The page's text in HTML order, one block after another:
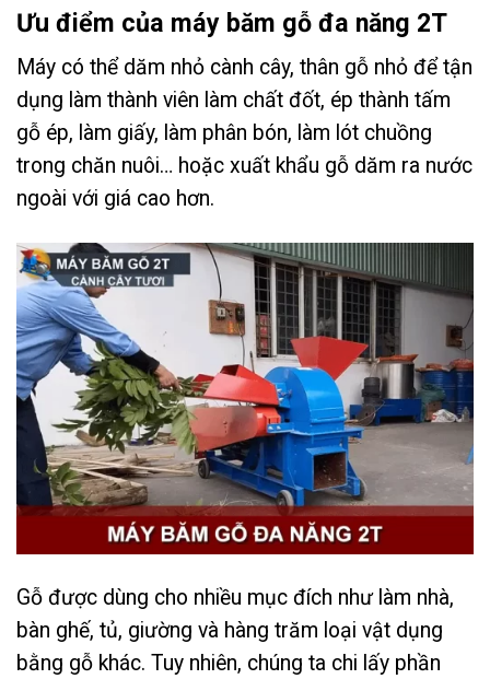
Ưu điểm của máy băm gỗ đa năng 2T
Máy có thể dăm nhỏ cành cây, thân gỗ nhỏ để tận
dụng làm thành viên làm chất đốt, ép thành tấm
gỗ ép, làm giấy, làm phân bón, làm lót chuồng
trong chăn nuôi… hoặc xuất khẩu gỗ dăm ra nước
ngoài với giá cao hơn.
Gỗ được dùng cho nhiều mục đích như làm nhà,
bàn ghế, tủ, giường và hàng trăm loại vật dụng
bằng gỗ khác. Tuy nhiên, chúng ta chi lấy phần